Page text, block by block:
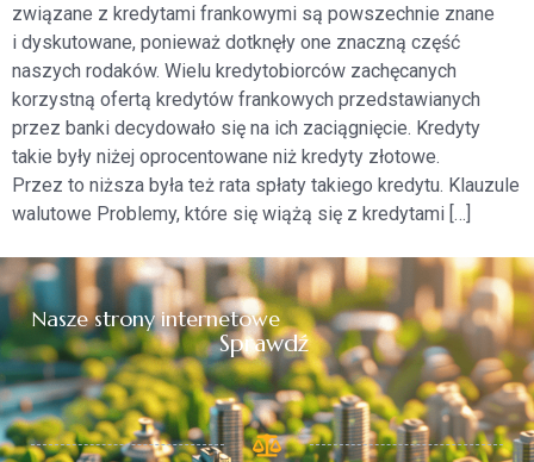
związane z kredytami frankowymi są powszechnie znane
i dyskutowane, ponieważ dotknęły one znaczną część
naszych rodaków. Wielu kredytobiorców zachęcanych
korzystną ofertą kredytów frankowych przedstawianych
przez banki decydowało się na ich zaciągnięcie. Kredyty
takie były niżej oprocentowane niż kredyty złotowe.
Przez to niższa była też rata spłaty takiego kredytu. Klauzule
walutowe Problemy, które się wiążą się z kredytami […]
Nasze strony internetowe
Sprawdź